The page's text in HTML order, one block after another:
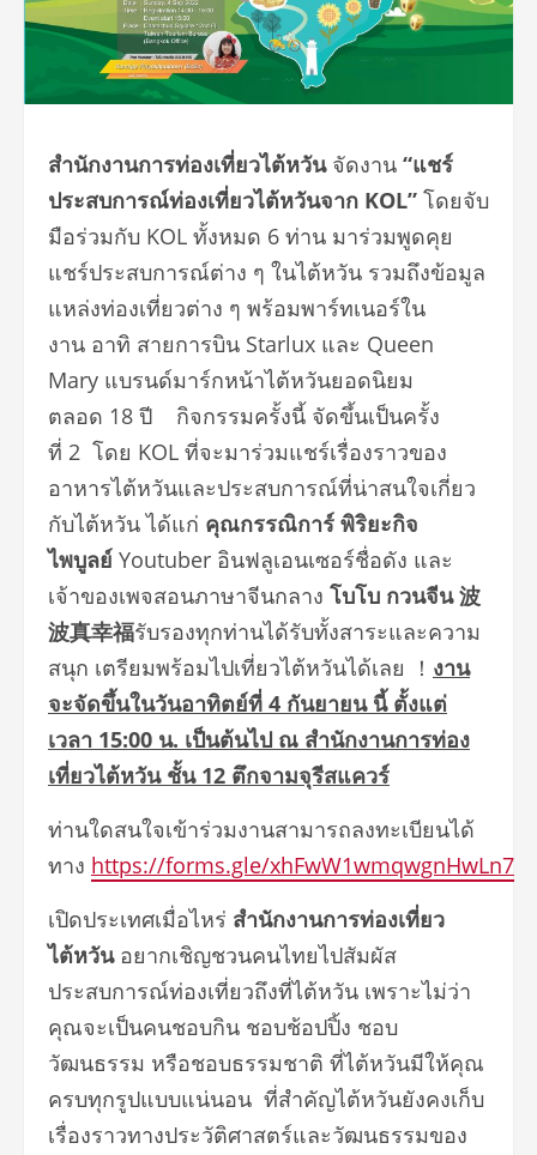
สำนักงานการท่องเที่ยวไต้หวันจัดงาน “แชร์
ประสบการณ์ท่องเที่ยวไต้หวันจาก KOL” โดยจับ
มือร่วมกับ KOL ทั้งหมด 6 ท่าน มาร่วมพูดคุย
แชร์ประสบการณ์ต่าง ๆ ในไต้หวัน รวมถึงข้อมูล
แหล่งท่องเที่ยวต่าง ๆ พร้อมพาร์ทเนอร์ใน
งาน อาทิ สายการบิน Starlux และ Queen
Mary แบรนด์มาร์กหน้าไต้หวันยอดนิยม
ตลอด 18 ปี กิจกรรมครั้งนี้ จัดขึ้นเป็นครั้ง
ที่ 2 โดย KOL ที่จะมาร่วมแชร์เรื่องราวของ
อาหารไต้หวันและประสบการณ์ที่น่าสนใจเกี่ยว
กับไต้หวัน ได้แก่ คุณกรรณิการ์ พิริยะกิจ
ไพบูลย์ Youtuber อินฟลูเอนเซอร์ชื่อดัง และ
เจ้าของเพจสอนภาษาจีนกลาง โบโบ กวนจีน波
波真幸福รับรองทุกท่านได้รับทั้งสาระและความ
สนุก เตรียมพร้อมไปเที่ยวไต้หวันได้เลย ！ งาน
จะจัดขึ้นในวันอาทิตย์ที่ 4 กันยายน นี้ ตั้งแต่
เวลา 15:00 น. เป็นต้นไป ณ สำนักงานการท่อง
เที่ยวไต้หวัน ชั้น 12 ตึกจามจุรีสแควร์
ท่านใดสนใจเข้าร่วมงานสามารถลงทะเบียนได้
ทาง https://forms.gle/xhFwW1wmqwgnHwLn7
เปิดประเทศเมื่อไหร่ สำนักงานการท่องเที่ยว
ไต้หวันอยากเชิญชวนคนไทยไปสัมผัส
ประสบการณ์ท่องเที่ยวถึงที่ไต้หวัน เพราะไม่ว่า
คุณจะเป็นคนชอบกิน ชอบช้อปปิ้ง ชอบ
วัฒนธรรม หรือชอบธรรมชาติ ที่ไต้หวันมีให้คุณ
ครบทุกรูปแบบแน่นอน ที่สำคัญไต้หวันยังคงเก็บ
เรื่องราวทางประวัติศาสตร์และวัฒนธรรมของ